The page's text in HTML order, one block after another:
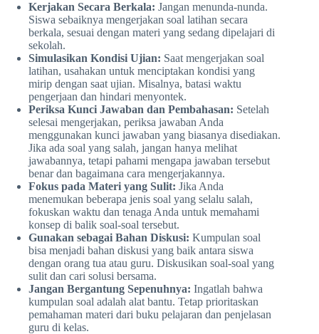
Kerjakan Secara Berkala: Jangan menunda-nunda.
Siswa sebaiknya mengerjakan soal latihan secara
berkala, sesuai dengan materi yang sedang dipelajari di
sekolah.
Simulasikan Kondisi Ujian: Saat mengerjakan soal
latihan, usahakan untuk menciptakan kondisi yang
mirip dengan saat ujian. Misalnya, batasi waktu
pengerjaan dan hindari menyontek.
Periksa Kunci Jawaban dan Pembahasan: Setelah
selesai mengerjakan, periksa jawaban Anda
menggunakan kunci jawaban yang biasanya disediakan.
Jika ada soal yang salah, jangan hanya melihat
jawabannya, tetapi pahami mengapa jawaban tersebut
benar dan bagaimana cara mengerjakannya.
Fokus pada Materi yang Sulit: Jika Anda
menemukan beberapa jenis soal yang selalu salah,
fokuskan waktu dan tenaga Anda untuk memahami
konsep di balik soal-soal tersebut.
Gunakan sebagai Bahan Diskusi: Kumpulan soal
bisa menjadi bahan diskusi yang baik antara siswa
dengan orang tua atau guru. Diskusikan soal-soal yang
sulit dan cari solusi bersama.
Jangan Bergantung Sepenuhnya: Ingatlah bahwa
kumpulan soal adalah alat bantu. Tetap prioritaskan
pemahaman materi dari buku pelajaran dan penjelasan
guru di kelas.